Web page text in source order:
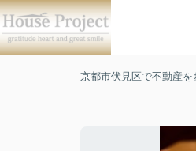
京都市伏見区で不動産